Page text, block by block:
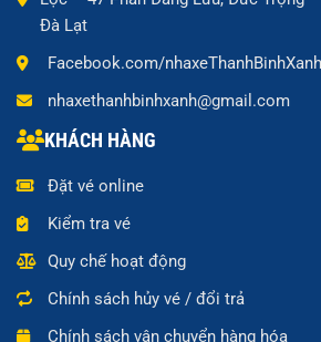
Đà Lạt
Facebook.com/nhaxeThanhBinhXanh
nhaxethanhbinhxanh@gmail.com
KHÁCH HÀNG
Đặt vé online
Kiểm tra vé
Quy chế hoạt động
Chính sách hủy vé / đổi trả
Chính sách vận chuyển hàng hóa